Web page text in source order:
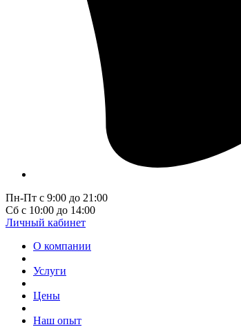
Пн-Пт с 9:00 до 21:00
Сб с 10:00 до 14:00
Личный кабинет
О компании
Услуги
Цены
Наш опыт